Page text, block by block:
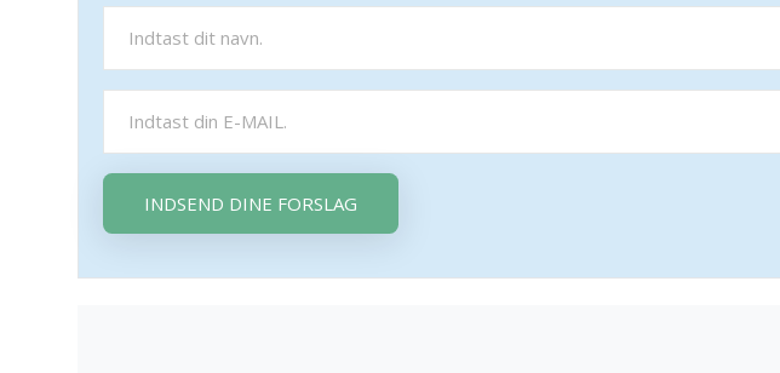
INDSEND DINE FORSLAG